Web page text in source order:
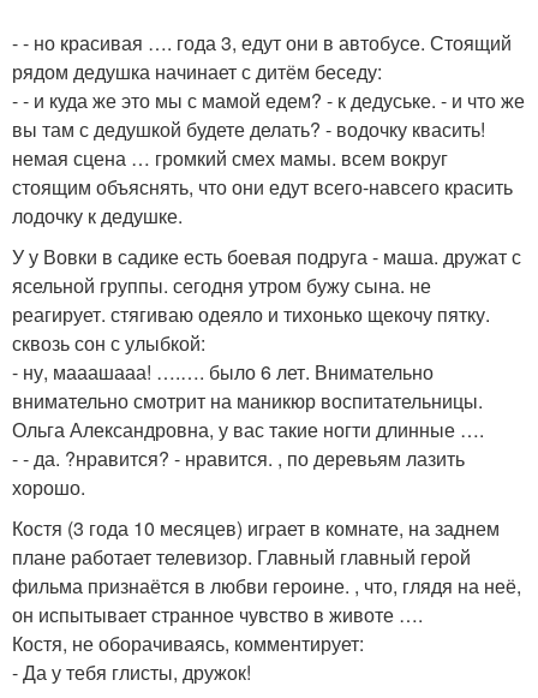
- - но красивая …. года 3, едут они в автобусе. Стоящий
рядом дедушка начинает с дитём беседу:
- - и куда же это мы с мамой едем? - к дедуське. - и что же
вы там с дедушкой будете делать? - водочку квасить!
немая сцена … громкий смех мамы. всем вокруг
стоящим объяснять, что они едут всего-навсего красить
лодочку к дедушке.
У у Вовки в садике есть боевая подруга - маша. дружат с
ясельной группы. сегодня утром бужу сына. не
реагирует. стягиваю одеяло и тихонько щекочу пятку.
сквозь сон с улыбкой:
- ну, мааашааа! ….…. было 6 лет. Внимательно
внимательно смотрит на маникюр воспитательницы.
Ольга Александровна, у вас такие ногти длинные ….
- - да. ?нравится? - нравится. , по деревьям лазить
хорошо.
Костя (3 года 10 месяцев) играет в комнате, на заднем
плане работает телевизор. Главный главный герой
фильма признаётся в любви героине. , что, глядя на неё,
он испытывает странное чувство в животе ….
Костя, не оборачиваясь, комментирует:
- Да у тебя глисты, дружок!